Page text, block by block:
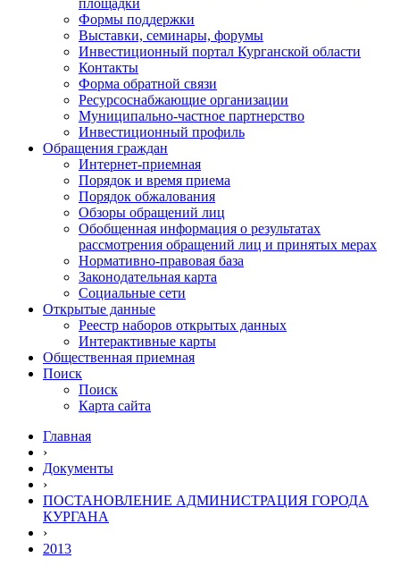
площадки
Формы поддержки
Выставки, семинары, форумы
Инвестиционный портал Курганской области
Контакты
Форма обратной связи
Ресурсоснабжающие организации
Муниципально-частное партнерство
Инвестиционный профиль
Обращения граждан
Интернет-приемная
Порядок и время приема
Порядок обжалования
Обзоры обращений лиц
Обобщенная информация о результатах
рассмотрения обращений лиц и принятых мерах
Нормативно-правовая база
Законодательная карта
Социальные сети
Открытые данные
Реестр наборов открытых данных
Интерактивные карты
Общественная приемная
Поиск
Поиск
Карта сайта
Главная
›
Документы
›
ПОСТАНОВЛЕНИЕ АДМИНИСТРАЦИЯ ГОРОДА
КУРГАНА
›
2013